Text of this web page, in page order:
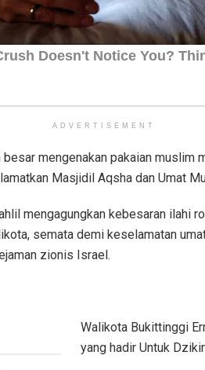
ADVERTISEMENT
mengenakan pakaian muslim
Masjidil Aqsha dan Umat
mengagungkan kebesaran ilahi
semata demi keselamatan
zionis Israel.
Walikota Bukittinggi
yang hadir Untuk